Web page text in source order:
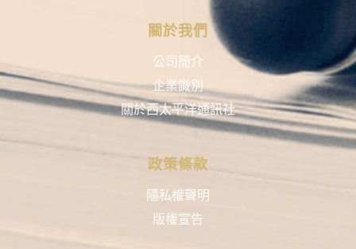
關於我們
公司簡介
企業識別
關於西太平洋通訊社
政策條款
隱私權聲明
版權宣告